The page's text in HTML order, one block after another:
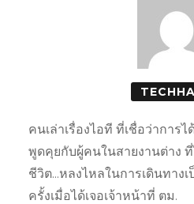
คนเล่าเรื่องไอที ที่เชื่อว่าการ
พูดคุยกับผู้คนในสายงานต่าง
ชีวิต...หลงไหลในการเดินทาง
ครั้งเมื่อได้เจอเจ้าหน้าที่ ตม.